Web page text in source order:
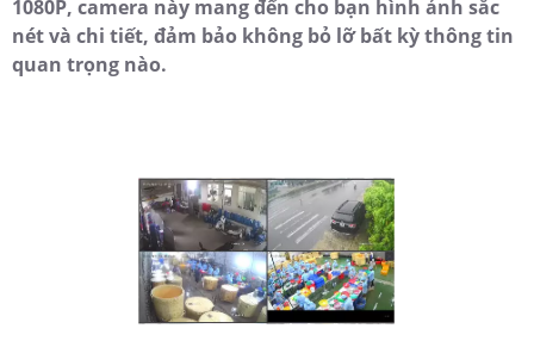
1080P, camera này mang đến cho bạn hình ảnh sắc
nét và chi tiết, đảm bảo không bỏ lỡ bất kỳ thông tin
quan trọng nào.